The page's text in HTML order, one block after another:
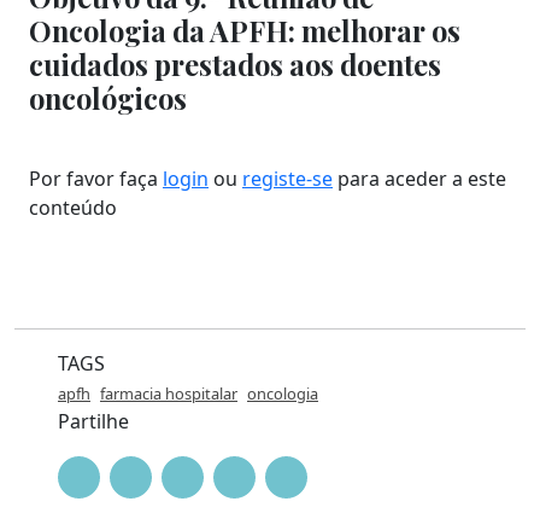
Oncologia da APFH: melhorar os
cuidados prestados aos doentes
oncológicos
Por favor faça login ou registe-se para aceder a este
conteúdo
TAGS
apfh farmacia hospitalar oncologia
Partilhe